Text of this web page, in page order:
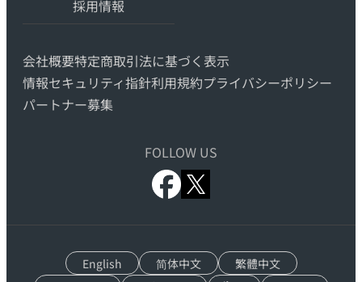
翻
機
械
翻
採用情報
会社概要特定商取引法に基づく表示
情報セキュリティ指針利用規約プライバシーポリシー
パートナー募集
FOLLOW US
x.com
English 简体中文
繁體中文